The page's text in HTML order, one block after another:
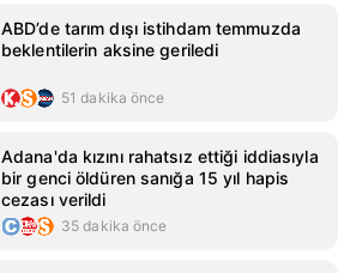
ABD’de tarım dışı istihdam temmuzda
beklentilerin aksine geriledi
51 dakika önce
Adana'da kızını rahatsız ettiği iddiasıyla
bir genci öldüren sanığa 15 yıl hapis
cezası verildi
35 dakika önce